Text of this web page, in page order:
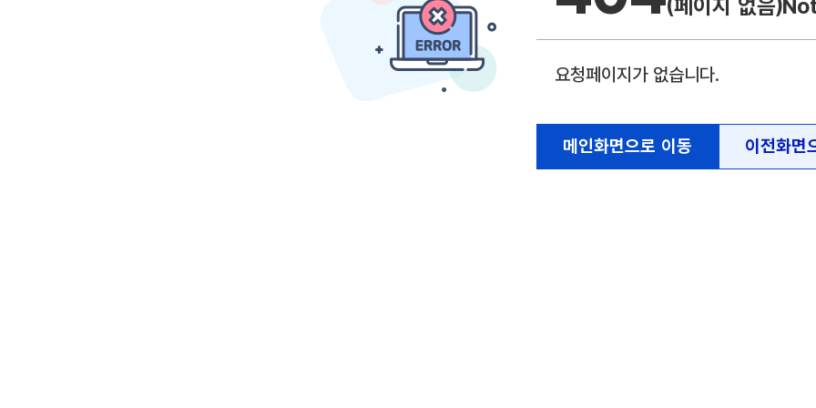
(페이지 없음)
요청페이지가 없습니다.
메인화면으로 이동 이전화면